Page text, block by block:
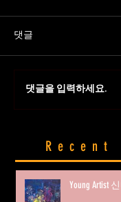
댓글
댓글을 입력하세요.
Recent
Young Artist